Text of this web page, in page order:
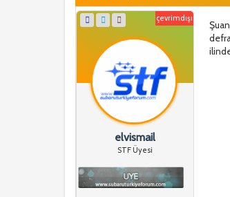
çevrimdışı
elvismail
STF Üyesi